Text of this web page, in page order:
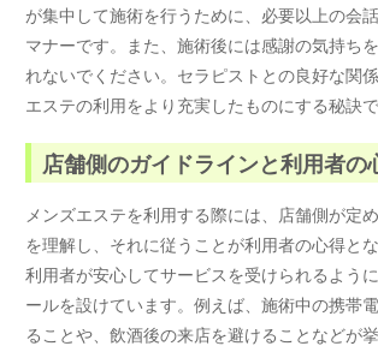
が集中して施術を行うために、必要以上の会
マナーです。また、施術後には感謝の気持ち
れないでください。セラピストとの良好な関係
エステの利用をより充実したものにする秘訣で
店舗側のガイドラインと利用者の
メンズエステを利用する際には、店舗側が定
を理解し、それに従うことが利用者の心得と
利用者が安心してサービスを受けられるよう
ールを設けています。例えば、施術中の携帯
ることや、飲酒後の来店を避けることなどが